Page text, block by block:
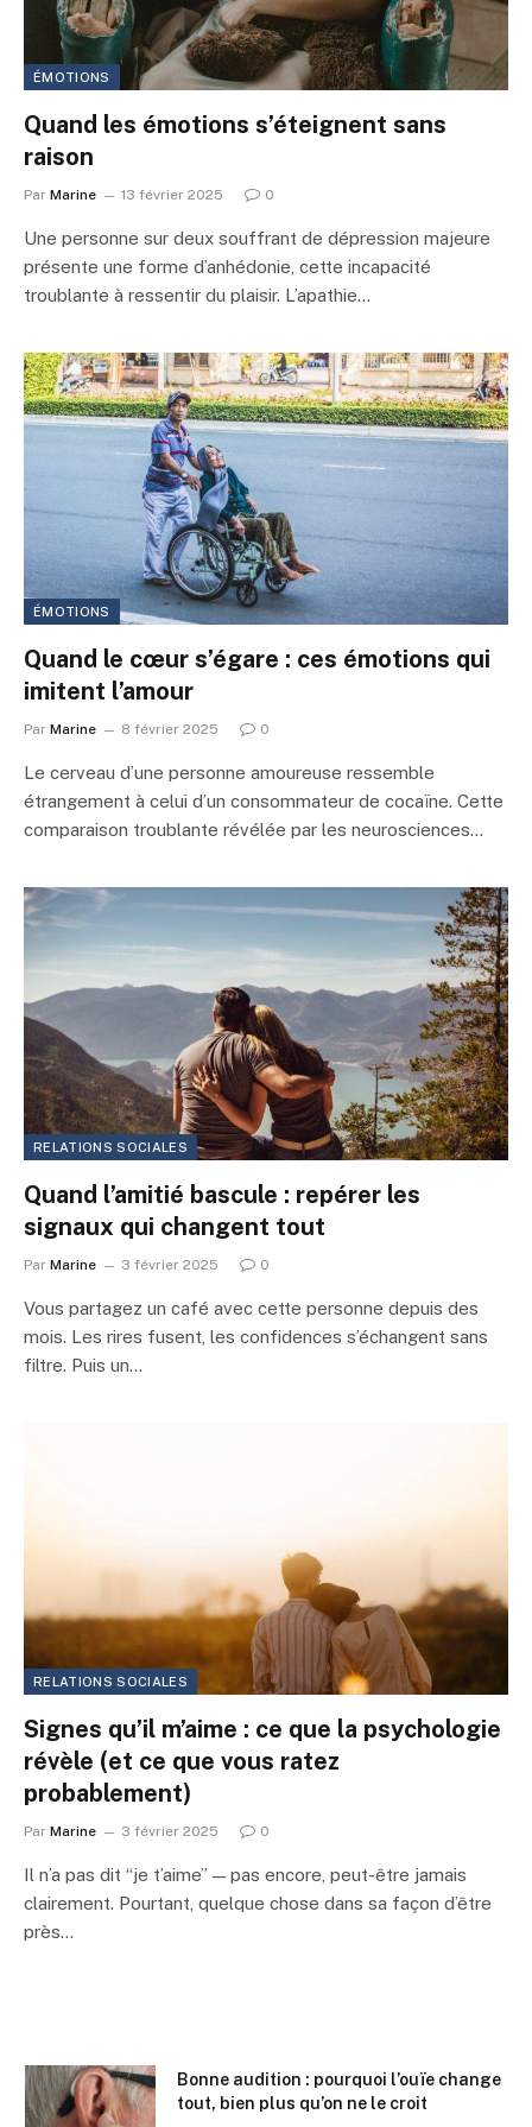
ÉMOTIONS
Quand les émotions s’éteignent sans
raison
Par Marine 13 février 2025 0
Une personne sur deux souffrant de dépression majeure
présente une forme d’anhédonie, cette incapacité
troublante à ressentir du plaisir. L’apathie…
ÉMOTIONS
Quand le cœur s’égare : ces émotions qui
imitent l’amour
Par Marine 8 février 2025 0
Le cerveau d’une personne amoureuse ressemble
étrangement à celui d’un consommateur de cocaïne. Cette
comparaison troublante révélée par les neurosciences…
RELATIONS SOCIALES
Quand l’amitié bascule : repérer les
signaux qui changent tout
Par Marine 3 février 2025 0
Vous partagez un café avec cette personne depuis des
mois. Les rires fusent, les confidences s’échangent sans
filtre. Puis un…
RELATIONS SOCIALES
Signes qu’il m’aime : ce que la psychologie
révèle (et ce que vous ratez
probablement)
Par Marine 3 février 2025 0
Il n’a pas dit “je t’aime” — pas encore, peut-être jamais
clairement. Pourtant, quelque chose dans sa façon d’être
près…
Bonne audition : pourquoi l’ouïe change
tout, bien plus qu’on ne le croit